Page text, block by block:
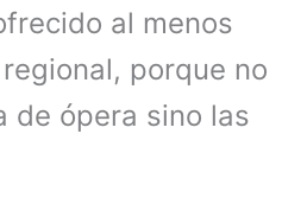
al menos
porque no
de ópera sino las